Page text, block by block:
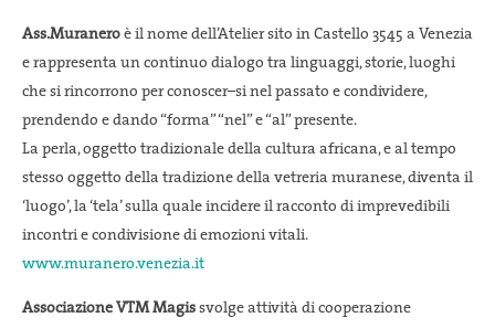
Ass.Muranero è il nome dell’Atelier sito in Castello 3545 a Venezia
e rappresenta un continuo dialogo tra linguaggi, storie, luoghi
che si rincorrono per conoscer–si nel passato e condividere,
prendendo e dando “forma” “nel” e “al” presente.
La perla, oggetto tradizionale della cultura africana, e al tempo
stesso oggetto della tradizione della vetreria muranese, diventa il
‘luogo’, la ‘tela’ sulla quale incidere il racconto di imprevedibili
incontri e condivisione di emozioni vitali.
www.muranero.venezia.it
Associazione VTM Magis svolge attività di cooperazione